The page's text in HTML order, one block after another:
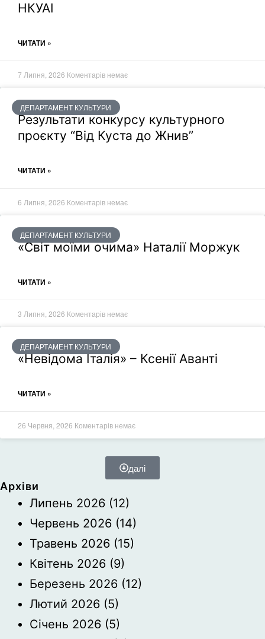
НКУАІ
ЧИТАТИ »
7 Липня, 2026 Коментарів немає
ДЕПАРТАМЕНТ КУЛЬТУРИ
Результати конкурсу культурного
проєкту “Від Куста до Жнив”
ЧИТАТИ »
6 Липня, 2026 Коментарів немає
ДЕПАРТАМЕНТ КУЛЬТУРИ
«Світ моїми очима» Наталії Моржук
ЧИТАТИ »
3 Липня, 2026 Коментарів немає
ДЕПАРТАМЕНТ КУЛЬТУРИ
«Невідома Італія» – Ксенії Аванті
ЧИТАТИ »
26 Червня, 2026 Коментарів немає
далі
Архіви
Липень 2026 (12)
Червень 2026 (14)
Травень 2026 (15)
Квітень 2026 (9)
Березень 2026 (12)
Лютий 2026 (5)
Січень 2026 (5)